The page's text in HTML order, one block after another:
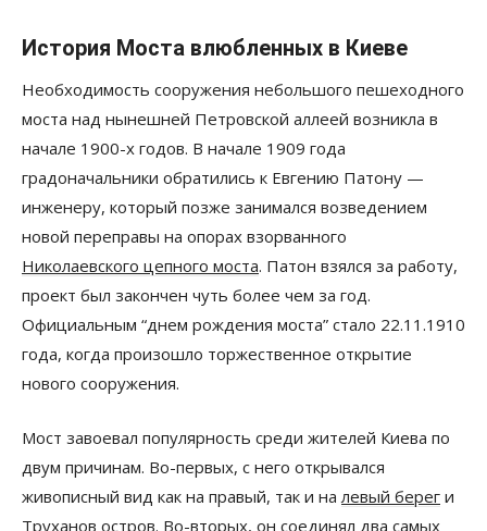
История Моста влюбленных в Киеве
Необходимость сооружения небольшого пешеходного
моста над нынешней Петровской аллеей возникла в
начале 1900-х годов. В начале 1909 года
градоначальники обратились к Евгению Патону —
инженеру, который позже занимался возведением
новой переправы на опорах взорванного
Николаевского цепного моста. Патон взялся за работу,
проект был закончен чуть более чем за год.
Официальным “днем рождения моста” стало 22.11.1910
года, когда произошло торжественное открытие
нового сооружения.
Мост завоевал популярность среди жителей Киева по
двум причинам. Во-первых, с него открывался
живописный вид как на правый, так и на левый берег и
Труханов остров. Во-вторых, он соединял два самых